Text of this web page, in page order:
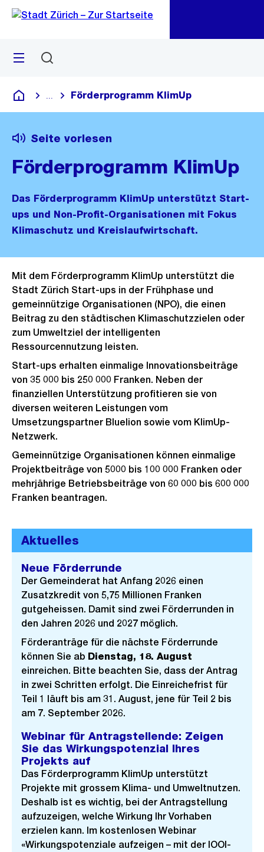
Navigation
Sprunglink
Menü
Deutsch
Blende alle Breadcrumbs ein
Förderprogramm KlimUp
Seite vorlesen
Förderprogramm KlimUp
Das Förderprogramm KlimUp unterstützt Start-
ups und Non-Profit-Organisationen mit Fokus
Klimaschutz und Kreislaufwirtschaft.
Mit dem Förderprogramm KlimUp unterstützt die
Stadt Zürich Start-ups in der Frühphase und
gemeinnützige Organisationen (NPO), die einen
Beitrag zu den städtischen Klimaschutzzielen oder
zum Umweltziel der intelligenten
Ressourcennutzung leisten.
Start-ups erhalten einmalige Innovationsbeiträge
von 35 000 bis 250 000 Franken. Neben der
finanziellen Unterstützung profitieren sie von
diversen weiteren Leistungen vom
Umsetzungspartner Bluelion sowie vom KlimUp-
Netzwerk.
Gemeinnützige Organisationen können einmalige
Projektbeiträge von 5000 bis 100 000 Franken oder
mehrjährige Betriebsbeiträge von 60 000 bis 600 000
Franken beantragen.
Aktuelles
Neue Förderrunde
Der Gemeinderat hat Anfang 2026 einen
Zusatzkredit von 5,75 Millionen Franken
gutgeheissen. Damit sind zwei Förderrunden in
den Jahren 2026 und 2027 möglich.
Förderanträge für die nächste Förderrunde
können Sie ab Dienstag, 18. August
einreichen. Bitte beachten Sie, dass der Antrag
in zwei Schritten erfolgt. Die Einreichefrist für
Teil 1 läuft bis am 31. August, jene für Teil 2 bis
am 7. September 2026.
Webinar für Antragstellende: Zeigen
Sie das Wirkungspotenzial Ihres
Projekts auf
Das Förderprogramm KlimUp unterstützt
Projekte mit grossem Klima- und Umweltnutzen.
Deshalb ist es wichtig, bei der Antragstellung
aufzuzeigen, welche Wirkung Ihr Vorhaben
erzielen kann. Im kostenlosen Webinar
«Wirkungspotenziale aufzeigen – mit der IOOI-